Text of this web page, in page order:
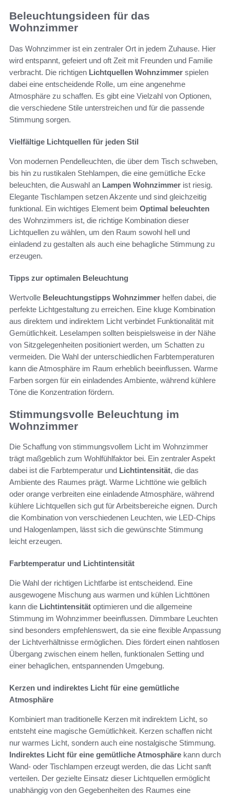
Beleuchtungsideen für das
Wohnzimmer
Das Wohnzimmer ist ein zentraler Ort in jedem Zuhause. Hier
wird entspannt, gefeiert und oft Zeit mit Freunden und Familie
verbracht. Die richtigen Lichtquellen Wohnzimmer spielen
dabei eine entscheidende Rolle, um eine angenehme
Atmosphäre zu schaffen. Es gibt eine Vielzahl von Optionen,
die verschiedene Stile unterstreichen und für die passende
Stimmung sorgen.
Vielfältige Lichtquellen für jeden Stil
Von modernen Pendelleuchten, die über dem Tisch schweben,
bis hin zu rustikalen Stehlampen, die eine gemütliche Ecke
beleuchten, die Auswahl an Lampen Wohnzimmer ist riesig.
Elegante Tischlampen setzen Akzente und sind gleichzeitig
funktional. Ein wichtiges Element beim Optimal beleuchten
des Wohnzimmers ist, die richtige Kombination dieser
Lichtquellen zu wählen, um den Raum sowohl hell und
einladend zu gestalten als auch eine behagliche Stimmung zu
erzeugen.
Tipps zur optimalen Beleuchtung
Wertvolle Beleuchtungstipps Wohnzimmer helfen dabei, die
perfekte Lichtgestaltung zu erreichen. Eine kluge Kombination
aus direktem und indirektem Licht verbindet Funktionalität mit
Gemütlichkeit. Leselampen sollten beispielsweise in der Nähe
von Sitzgelegenheiten positioniert werden, um Schatten zu
vermeiden. Die Wahl der unterschiedlichen Farbtemperaturen
kann die Atmosphäre im Raum erheblich beeinflussen. Warme
Farben sorgen für ein einladendes Ambiente, während kühlere
Töne die Konzentration fördern.
Stimmungsvolle Beleuchtung im
Wohnzimmer
Die Schaffung von stimmungsvollem Licht im Wohnzimmer
trägt maßgeblich zum Wohlfühlfaktor bei. Ein zentraler Aspekt
dabei ist die Farbtemperatur und Lichtintensität, die das
Ambiente des Raumes prägt. Warme Lichttöne wie gelblich
oder orange verbreiten eine einladende Atmosphäre, während
kühlere Lichtquellen sich gut für Arbeitsbereiche eignen. Durch
die Kombination von verschiedenen Leuchten, wie LED-Chips
und Halogenlampen, lässt sich die gewünschte Stimmung
leicht erzeugen.
Farbtemperatur und Lichtintensität
Die Wahl der richtigen Lichtfarbe ist entscheidend. Eine
ausgewogene Mischung aus warmen und kühlen Lichttönen
kann die Lichtintensität optimieren und die allgemeine
Stimmung im Wohnzimmer beeinflussen. Dimmbare Leuchten
sind besonders empfehlenswert, da sie eine flexible Anpassung
der Lichtverhältnisse ermöglichen. Dies fördert einen nahtlosen
Übergang zwischen einem hellen, funktionalen Setting und
einer behaglichen, entspannenden Umgebung.
Kerzen und indirektes Licht für eine gemütliche
Atmosphäre
Kombiniert man traditionelle Kerzen mit indirektem Licht, so
entsteht eine magische Gemütlichkeit. Kerzen schaffen nicht
nur warmes Licht, sondern auch eine nostalgische Stimmung.
Indirektes Licht für eine gemütliche Atmosphäre kann durch
Wand- oder Tischlampen erzeugt werden, die das Licht sanft
verteilen. Der gezielte Einsatz dieser Lichtquellen ermöglicht
unabhängig von den Gegebenheiten des Raumes eine